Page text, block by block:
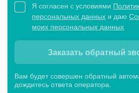
Я согласен с условиями
персональных данных и даю
моих персональных данных
Заказать обратный
Вам будет совершен обратный
дождитесь ответа оператора.